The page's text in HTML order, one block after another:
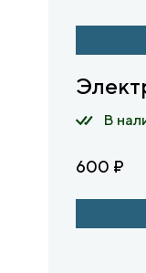
В
600 ₽